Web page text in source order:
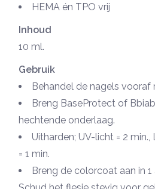
HEMA én TPO vrij
Inhoud
10 ml.
Gebruik
Behandel de nagels vooraf
Breng BaseProtect of
hechtende onderlaag.
Uitharden; UV-licht = 2
= 1 min.
Breng de colorcoat aan in